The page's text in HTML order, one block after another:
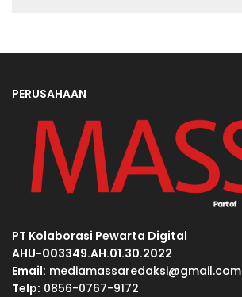
PERUSAHAAN
PT Kolaborasi Pewarta Digital
AHU-003349.AH.01.30.2022
Email: mediamassaredaksi@gmail.com
Telp: 0856-0767-9172